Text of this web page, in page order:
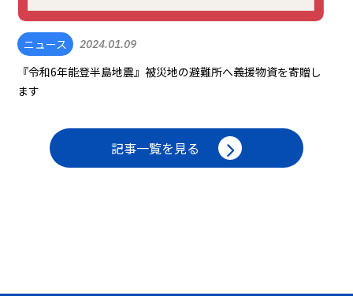
ニュース 2024.01.09
『令和6年能登半島地震』被災地の避難所へ義援物資を寄贈し
ます
記事一覧を見る